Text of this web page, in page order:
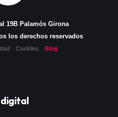
19B Palamós Girona
los derechos reservados
Cookies Blog